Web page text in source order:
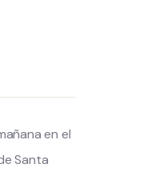
en el
Santa